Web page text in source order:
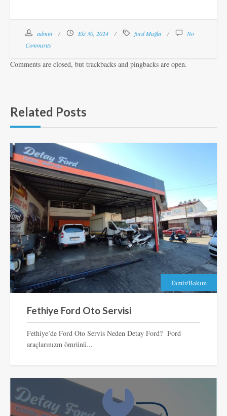
admin Eki 30, 2024 ford Muğla
No
Comments
Comments are closed, but trackbacks and pingbacks are open.
Related Posts
Tamir/Bakım
Fethiye Ford Oto Servisi
Fethiye’de Ford Oto Servis Neden Detay Ford? Ford
araçlarınızın ömrünü...